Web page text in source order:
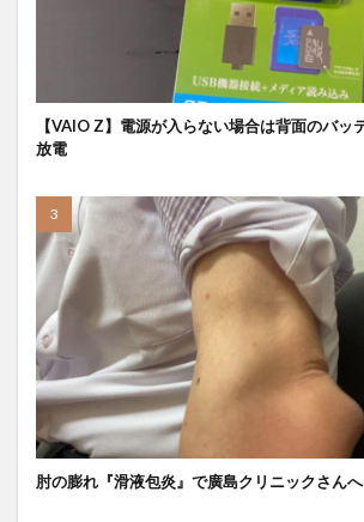
【VAIO Z】電源が入らない場合は背面のバッ
放電
肘の膨れ『滑液包炎』で廣島クリニックさんへ